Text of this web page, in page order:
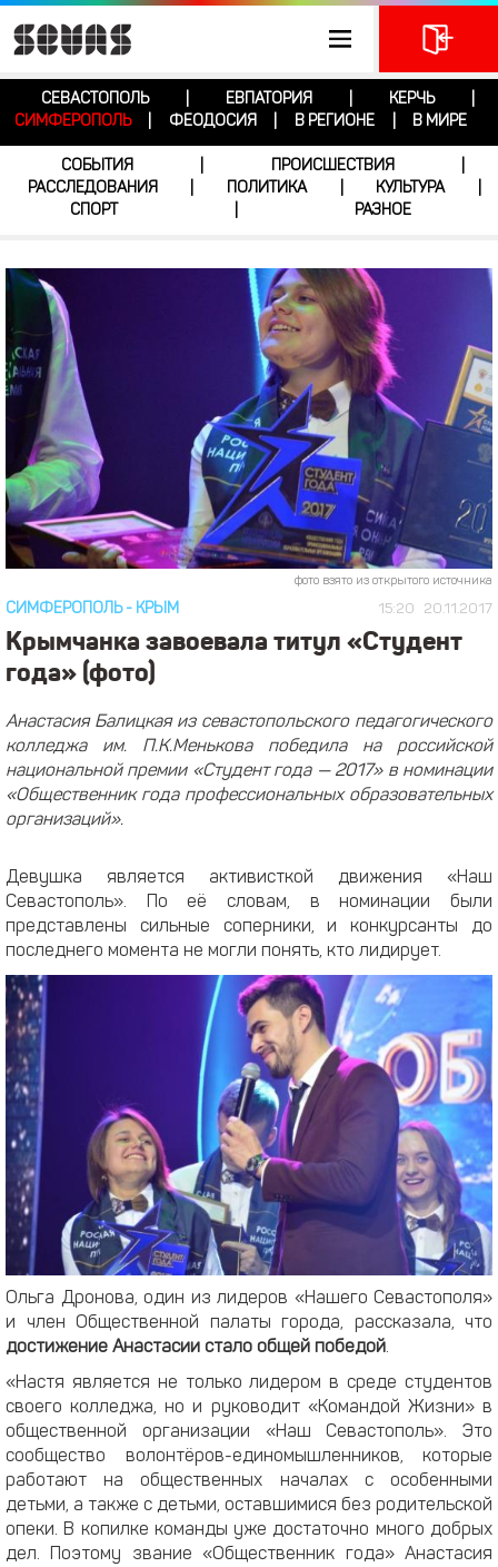
СЕВАСТОПОЛЬ ЕВПАТОРИЯ КЕРЧЬ
СИМФЕРОПОЛЬ
ФЕОДОСИЯ В РЕГИОНЕ В МИРЕ
СОБЫТИЯ ПРОИСШЕСТВИЯ
РАССЛЕДОВАНИЯ
ПОЛИТИКА КУЛЬТУРА
СПОРТ
РАЗНОЕ
фото взято из открытого источника
15:20 20.11.2017
СИМФЕРОПОЛЬ- КРЫМ
Крымчанка завоевала титул «Студент
года» (фото)
Анастасия Балицкая из севастопольского педагогического
колледжа им. П.К.Менькова победила на российской
национальной премии «Студент года — 2017» в номинации
«Общественник года профессиональных образовательных
организаций».
Девушка является активисткой движения «Наш
Севастополь». По её словам, в номинации были
представлены сильные соперники, и конкурсанты до
последнего момента не могли понять, кто лидирует.
Ольга Дронова, один из лидеров «Нашего Севастополя»
и член Общественной палаты города, рассказала, что
достижение Анастасии стало общей победой.
«Настя является не только лидером в среде студентов
своего колледжа, но и руководит «Командой Жизни» в
общественной организации «Наш Севастополь». Это
сообщество волонтёров-единомышленников, которые
работают на общественных началах с особенными
детьми, а также с детьми, оставшимися без родительской
опеки. В копилке команды уже достаточно много добрых
дел. Поэтому звание «Общественник года» Анастасия